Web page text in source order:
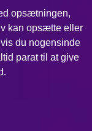
opsætningen,
kan opsætte eller
du nogensinde
parat til at give